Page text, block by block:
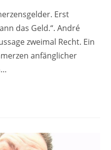
Erst
das Geld.“. André
zweimal Recht. Ein
anfänglicher